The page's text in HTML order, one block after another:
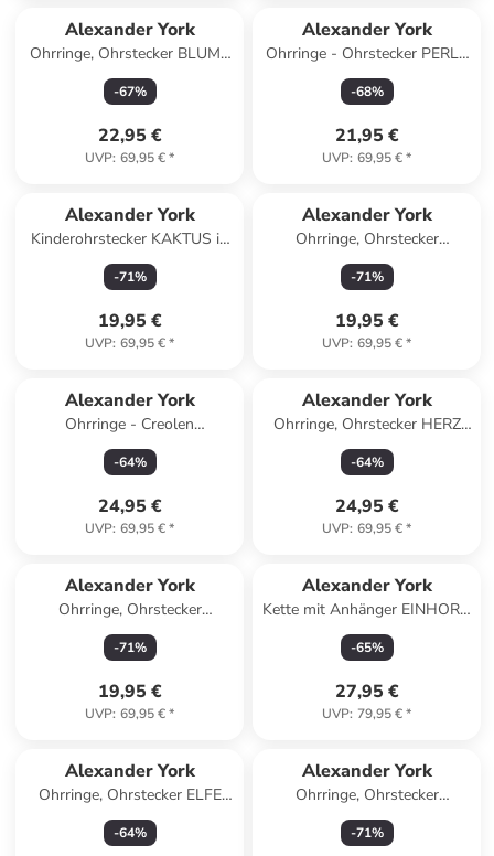
Alexander York
Ohrringe, Ohrstecker BLUME
Zirkonia in 925 Sterling Silber,
2-tlg.
-67%
22,95 €
UVP: 69,95 €*
Alexander York
Ohrringe - Ohrstecker PERLE
classic 5 mm in Gold in 925
Silber
-68%
21,95 €
UVP: 69,95 €*
Alexander York
Kinderohrstecker KAKTUS in
925 Sterling Silber, 2-tlg.
-71%
19,95 €
UVP: 69,95 €*
Alexander York
Ohrringe, Ohrstecker
KLEEBLATT hellgrün in 925
Sterling Silber, 2-tlg.
-71%
19,95 €
UVP: 69,95 €*
Alexander York
Ohrringe - Creolen
MARIENKÄFER KRISTALL
weiß in 925 Silber - 2-tlg. in
-64%
24,95 €
UVP: 69,95 €*
Alexander York
Ohrringe, Ohrstecker HERZ
PFERD in 925 Sterling Silber,
2-tlg.
-64%
24,95 €
UVP: 69,95 €*
Alexander York
Ohrringe, Ohrstecker
EISSTIEL in 925 Sterling
Silber, 2-tlg.
-71%
19,95 €
UVP: 69,95 €*
Alexander York
Kette mit Anhänger EINHORN
HERZ in 925 Sterling Silber,
2-tlg. in silber
-65%
27,95 €
UVP: 79,95 €*
Alexander York
Ohrringe, Ohrstecker ELFE
Zirkonia rosa in 925 Sterling
Silber, 2-tlg.
-64%
Alexander York
Ohrringe, Ohrstecker
ZITRONE in 925 Sterling
Silber, 2-tlg.
-71%